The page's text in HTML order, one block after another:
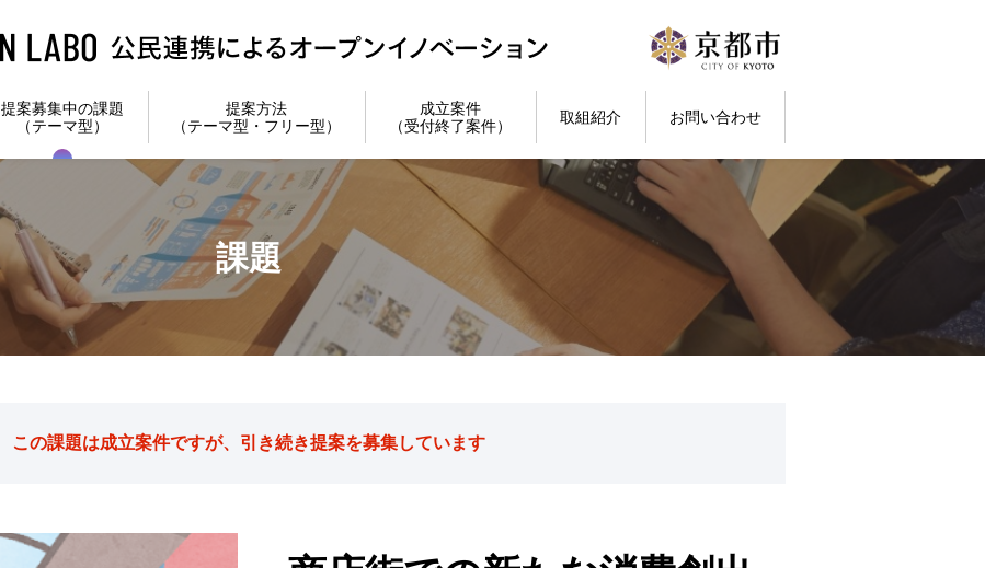
提案募集中の課題
（テーマ型）
提案方法
（テーマ型・フリー型）
成立案件
（受付終了案件）
取組紹介 お問い合わせ
課題
この課題は成立案件ですが、引き続き提案を募集しています